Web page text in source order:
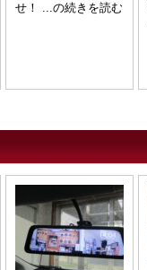
せ！ ...の続きを読む